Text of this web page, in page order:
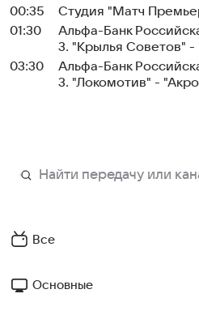
00:35
Студия "Матч
01:30
Альфа-Банк
3. "Крылья Советов" -
03:30
Альфа-Банк
3. "Локомотив" -
Все
Основные